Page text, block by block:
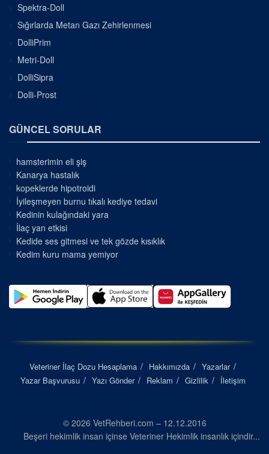
Spektra-Doll
Sığırlarda Metan Gazı Zehirlenmesi
DolliPrim
Metri-Doll
DolliSipra
Dolli-Prost
GÜNCEL SORULAR
hamsterimin eli şiş
Kanarya hastalık
kopeklerde hipotroidi
İyileşmeyen burnu tıkalı kediye tedavi
Kedinin kulağındaki yara
İlaç yan etkisi
Kedide ses gitmesi ve tek gözde kısıklık
Kedim kuru mama yemiyor
Veteriner İlaç Dozu Hesaplama Hakkımızda
Yazarlar
Yazar Başvurusu
Yazı Gönder Reklam Gizlilik İletişim
© 2026 VetRehberi.com – 12.12.2016
Beşeri hekimlik insan içinse Veteriner Hekimlik insanlık içindir...